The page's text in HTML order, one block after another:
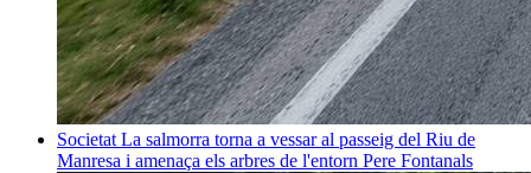
Societat La salmorra torna a vessar al passeig del Riu de
Manresa i amenaça els arbres de l'entorn Pere Fontanals